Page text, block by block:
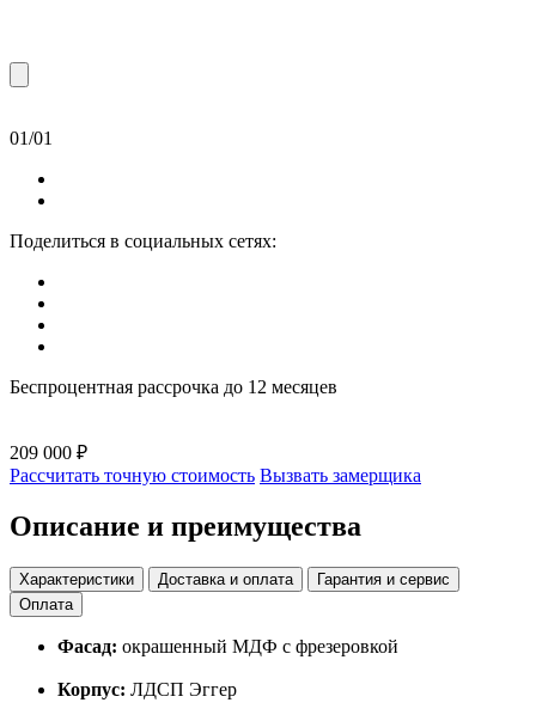
01/01
Поделиться в социальных сетях:
Беспроцентная рассрочка до 12 месяцев
209 000 ₽
Рассчитать точную стоимость Вызвать замерщика
Описание и преимущества
Характеристики Доставка и оплата
Гарантия и сервис
Оплата
Фасад: окрашенный МДФ с фрезеровкой
Корпус: ЛДСП Эггер